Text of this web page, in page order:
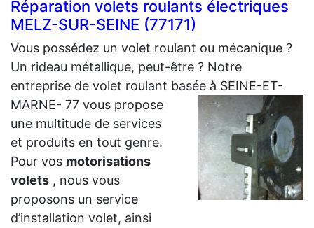
Réparation volets roulants électriques
MELZ-SUR-SEINE (77171)
Vous possédez un volet roulant ou mécanique ?
Un rideau métallique, peut-être ? Notre
entreprise de volet roulant basée à SEINE-ET-
MARNE- 77 vous propose
une multitude de services
et produits en tout genre.
Pour vos motorisations
volets , nous vous
proposons un service
d’installation volet, ainsi